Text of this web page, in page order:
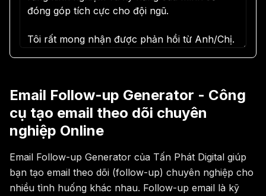
Email Follow-up Generator - Công
cụ tạo email theo dõi chuyên
nghiệp Online
Email Follow-up Generator của Tấn Phát Digital giúp
bạn tạo email theo dõi (follow-up) chuyên nghiệp cho
nhiều tình huống khác nhau. Follow-up email là kỹ